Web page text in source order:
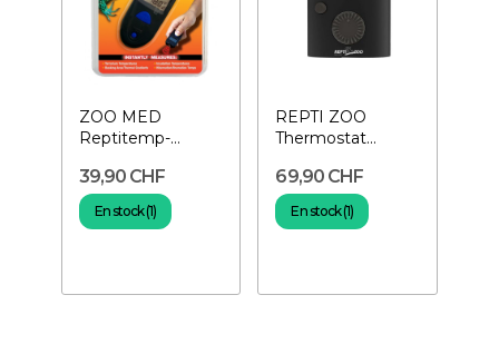
ZOO MED
Reptitemp-
infrarouge
39,90 CHF
En stock (1)
REPTI ZOO
Thermostat
69,90 CHF
En stock (1)